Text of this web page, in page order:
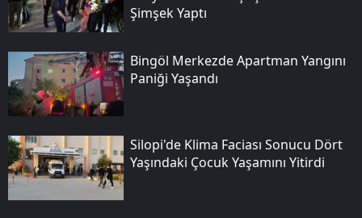
Şimşek Yaptı
Bingöl Merkezde Apartman Yangını
Paniği Yaşandı
Silopi'de Klima Faciası Sonucu Dört
Yaşındaki Çocuk Yaşamını Yitirdi